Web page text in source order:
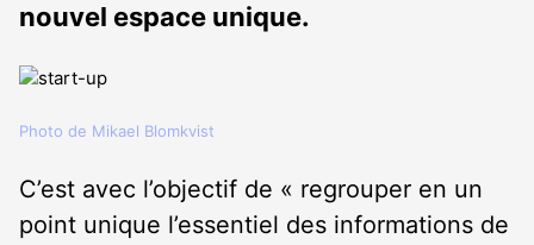
nouvel espace unique.
Photo de Mikael Blomkvist
C’est avec l’objectif de « regrouper en un
point unique l’essentiel des informations de